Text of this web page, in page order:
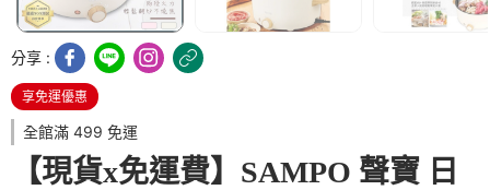
分享 :
享免運優惠
全館滿 499 免運
【現貨x免運費】SAMPO 聲寶 日